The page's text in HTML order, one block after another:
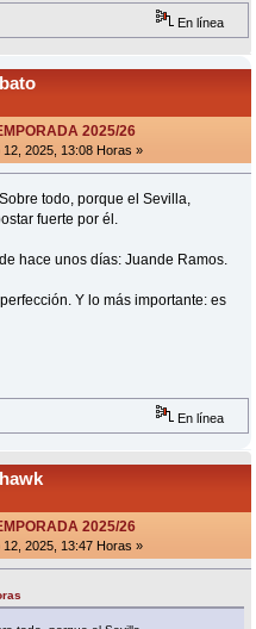
En línea
2025/26
12, 2025, 13:08 Horas »
todo, porque el Sevilla,
fuerte por él.
hace unos días: Juande Ramos.
Y lo más importante: es
En línea
2025/26
12, 2025, 13:47 Horas »